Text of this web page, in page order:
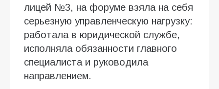
лицей №3, на форуме взяла на себя
серьезную управленческую нагрузку:
работала в юридической службе,
исполняла обязанности главного
специалиста и руководила
направлением.